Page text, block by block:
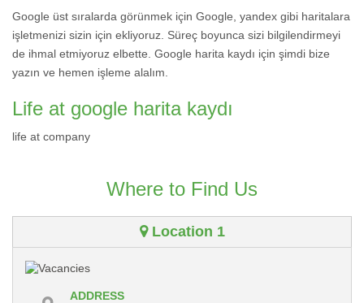
Google üst sıralarda görünmek için Google, yandex gibi haritalara
işletmenizi sizin için ekliyoruz. Süreç boyunca sizi bilgilendirmeyi
de ihmal etmiyoruz elbette. Google harita kaydı için şimdi bize
yazın ve hemen işleme alalım.
Life at google harita kaydı
life at company
Where to Find Us
Location 1
ADDRESS